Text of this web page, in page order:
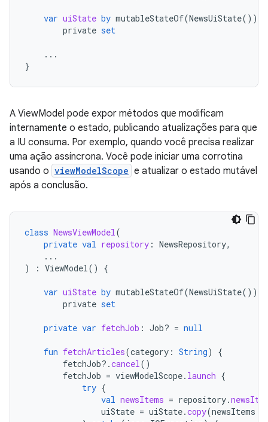
var uiState by mutableStateOf(NewsUiState())
private set
...
}
A ViewModel pode expor métodos que modificam
internamente o estado, publicando atualizações para que
a IU consuma. Por exemplo, quando você precisa realizar
uma ação assíncrona. Você pode iniciar uma corrotina
usando o viewModelScope e atualizar o estado mutável
após a conclusão.
class NewsViewModel(
private val repository : NewsRepository,
...
)
: ViewModel() {
var uiState by mutableStateOf(NewsUiState())
private set
private var fetchJob : Job? = null
fun fetchArticles(category : String)
{
fetchJob?.cancel()
fetchJob = viewModelScope. launch {
try {
val newsItems = repository.
uiState = uiState.copy(newsItems